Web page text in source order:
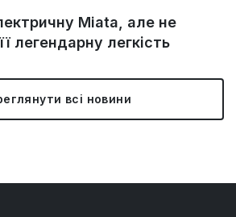
Miata, але не
легендарну легкість
всі новини